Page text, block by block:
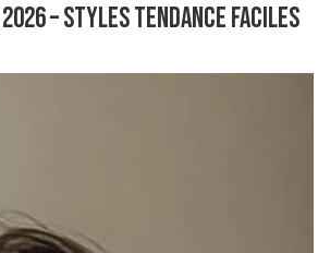
– styles tendance faciles